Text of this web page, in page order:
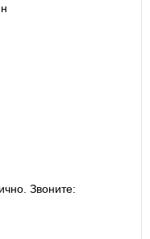
Звоните: